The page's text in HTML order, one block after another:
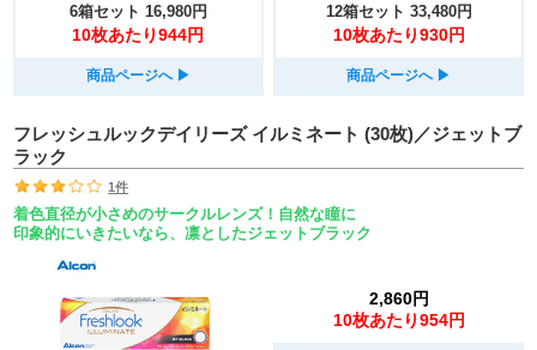
6箱セット 16,980円
10枚あたり944円
商品ページへ ▶︎
12箱セット 33,480円
10枚あたり930円
商品ページへ ▶︎
フレッシュルックデイリーズ イルミネート (30枚)／ジェットブ
ラック
1件
着色直径が小さめのサークルレンズ！自然な瞳に
印象的にいきたいなら、凛としたジェットブラック
2,860円
10枚あたり954円